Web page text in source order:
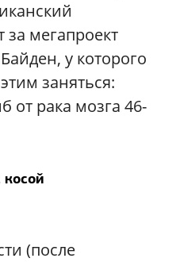
за мегапроект
у которого
заняться:
от рака мозга 46-
косой
(после